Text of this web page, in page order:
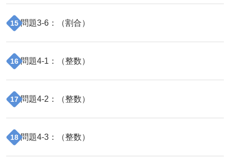
15 問題3-6 ：（割合）
16 問題4-1 ：（整数）
17 問題4-2 ：（整数）
18 問題4-3 ：（整数）